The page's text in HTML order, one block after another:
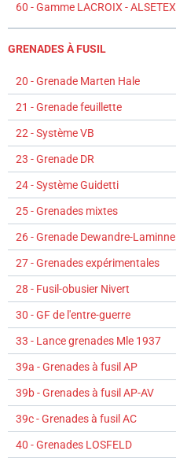
60 - Gamme LACROIX - ALSETEX
GRENADES À FUSIL
20 - Grenade Marten Hale
21 - Grenade feuillette
22 - Système VB
23 - Grenade DR
24 - Système Guidetti
25 - Grenades mixtes
26 - Grenade Dewandre-Laminne
27 - Grenades expérimentales
28 - Fusil-obusier Nivert
30 - GF de l'entre-guerre
33 - Lance grenades Mle 1937
39a - Grenades à fusil AP
39b - Grenades à fusil AP-AV
39c - Grenades à fusil AC
40 - Grenades LOSFELD